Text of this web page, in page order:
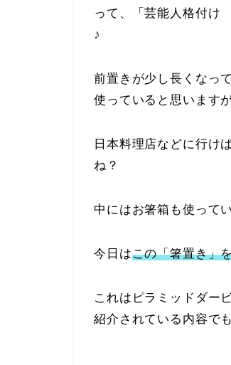
って、「芸能人格付け
♪
前置きが少し長くなっ
使っていると思います
日本料理店などに行け
ね？
中にはお箸箱も使って
今日はこの「箸置き」
これはピラミッドダー
紹介されている内容で